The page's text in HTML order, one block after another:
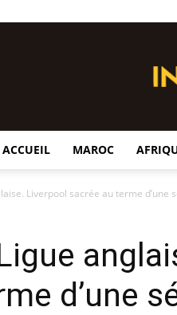
ACCUEIL MAROC
Liverpool sacrée au terme d’une
d’une